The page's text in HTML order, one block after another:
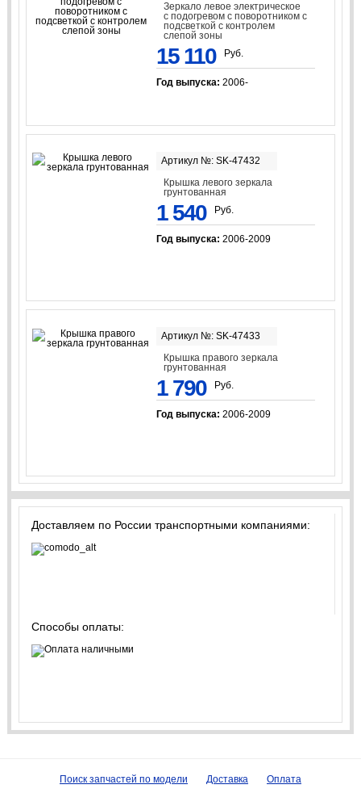
Зеркало левое электрическое
с подогревом с поворотником с
подсветкой с контролем
слепой зоны
15 110 Руб.
Год выпуска: 2006-
Артикул №: SK-47432
Крышка левого зеркала
грунтованная
1 540 Руб.
Год выпуска: 2006-2009
Артикул №: SK-47433
Крышка правого зеркала
грунтованная
1 790 Руб.
Год выпуска: 2006-2009
Доставляем по России транспортными компаниями:
Способы оплаты:
Поиск запчастей по модели Доставка Оплата